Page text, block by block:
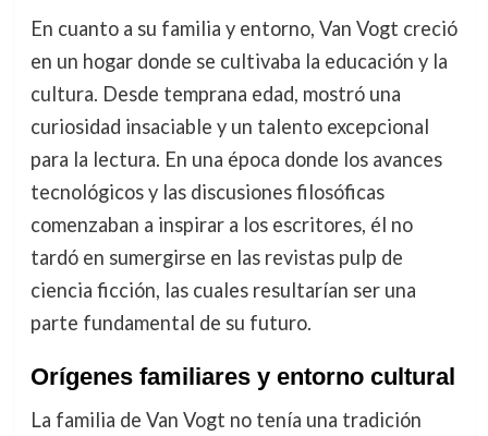
En cuanto a su familia y entorno, Van Vogt creció
en un hogar donde se cultivaba la educación y la
cultura. Desde temprana edad, mostró una
curiosidad insaciable y un talento excepcional
para la lectura. En una época donde los avances
tecnológicos y las discusiones filosóficas
comenzaban a inspirar a los escritores, él no
tardó en sumergirse en las revistas pulp de
ciencia ficción, las cuales resultarían ser una
parte fundamental de su futuro.
Orígenes familiares y entorno cultural
La familia de Van Vogt no tenía una tradición